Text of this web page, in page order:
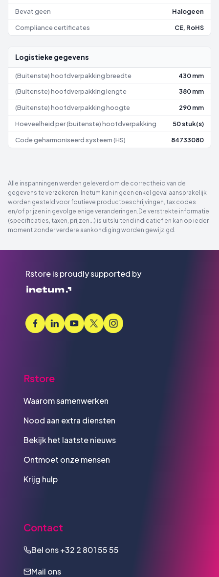
Bevat geen Halogeen
Compliance certificates CE, RoHS
Logistieke gegevens
(Buitenste) hoofdverpakking breedte 430 mm
(Buitenste) hoofdverpakking lengte 380 mm
(Buitenste) hoofdverpakking hoogte 290 mm
Hoeveelheid per (buitenste) hoofdverpakking 50 stuk(s)
Code geharmoniseerd systeem (HS) 84733080
Alle inspanningen werden geleverd om de correctheid van de
gegevens te verzekeren. Inetum kan in geen enkel geval aansprakelijk
worden gesteld voor foutieve productbeschrijvingen, tax codes
en/of prijzen in gevolge enige veranderingen.De verstrekte informatie
(specificaties, taxen, prijzen...) is uitsluitend indicatief en kan op ieder
moment zonder verdere aankondiging worden gewijzigd.
Rstore is proudly supported by
Rstore
Waarom samenwerken
Nood aan extra diensten
Bekijk het laatste nieuws
Ontmoet onze mensen
Krijg hulp
Contact
Bel ons+32 2 801 55 55
Mail ons